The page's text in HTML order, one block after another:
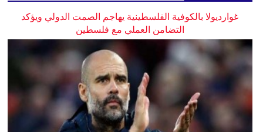
غوارديولا بالكوفية الفلسطينية يهاجم الصمت الدولي ويؤكد
التضامن العملي مع فلسطين